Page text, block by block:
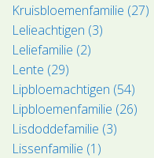
Kruisbloemenfamilie (27)
Lelieachtigen (3)
Leliefamilie (2)
Lente (29)
Lipbloemachtigen (54)
Lipbloemenfamilie (26)
Lisdoddefamilie (3)
Lissenfamilie (1)